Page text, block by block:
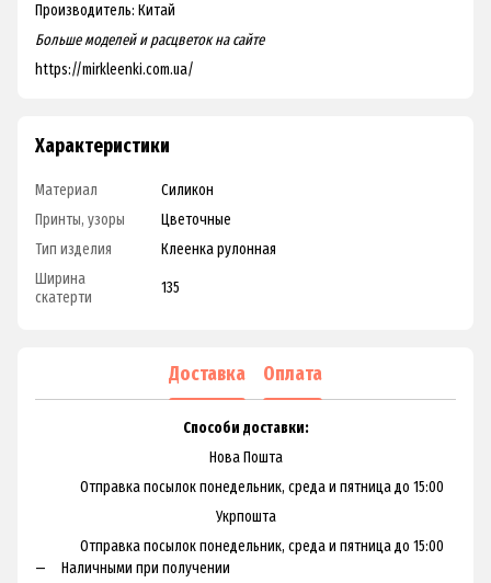
Производитель: Китай
Больше моделей и расцветок насайте
https://mirkleenki.com.ua/
Характеристики
Материал
Силикон
Принты, узоры
Цветочные
Тип изделия
Клеенка рулонная
Ширина
скатерти
135
Доставка Оплата
Способи доставки:
Нова Пошта
Отправка посылок понедельник, среда и пятница до 15:00
Укрпошта
Отправка посылок понедельник, среда и пятница до 15:00
Наличными при получении